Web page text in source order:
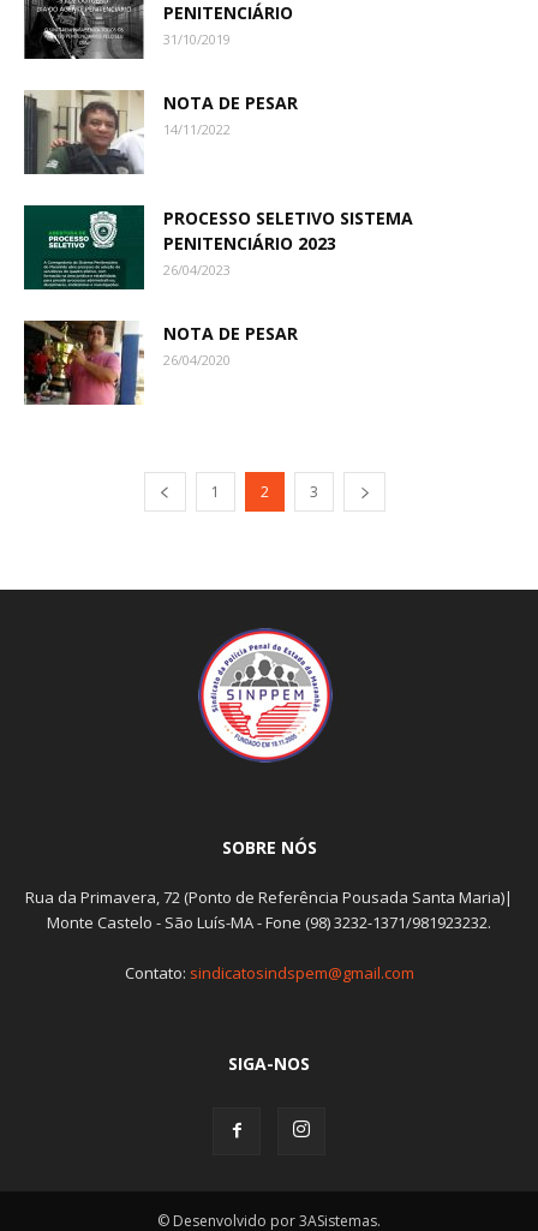
PENITENCIÁRIO
31/10/2019
NOTA DE PESAR
14/11/2022
PROCESSO SELETIVO SISTEMA
PENITENCIÁRIO 2023
26/04/2023
NOTA DE PESAR
26/04/2020
1 2 3
SOBRE NÓS
Rua da Primavera, 72 (Ponto de Referência Pousada Santa Maria)|
Monte Castelo - São Luís-MA - Fone (98) 3232-1371/981923232.
Contato: sindicatosindspem@gmail.com
SIGA-NOS
© Desenvolvido por 3ASistemas.